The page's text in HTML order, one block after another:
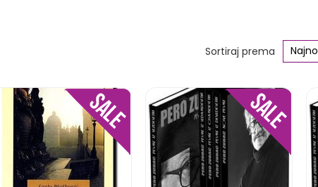
Sortiraj prema
DODAJ
NA
DODAJ
NA